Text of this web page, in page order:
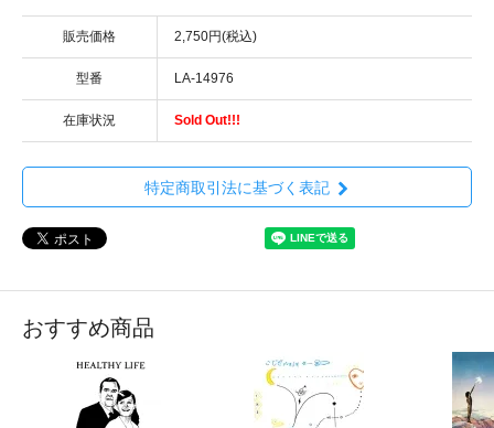
販売価格 2,750円(税込)
型番 LA-14976
在庫状況 Sold Out!!!
特定商取引法に基づく表記
おすすめ商品